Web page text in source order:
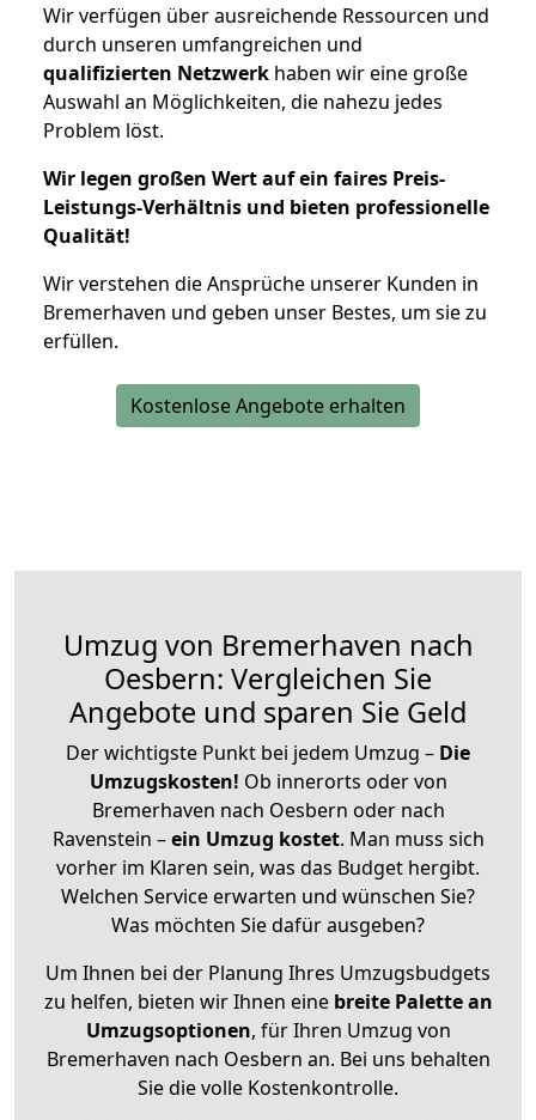
Wir verfügen über ausreichende Ressourcen und
durch unseren umfangreichen und
qualifizierten Netzwerk haben wir eine große
Auswahl an Möglichkeiten, die nahezu jedes
Problem löst.
Wir legen großen Wert auf ein faires Preis-
Leistungs-Verhältnis und bieten professionelle
Qualität!
Wir verstehen die Ansprüche unserer Kunden in
Bremerhaven und geben unser Bestes, um sie zu
erfüllen.
Kostenlose Angebote erhalten
Umzug von Bremerhaven nach
Oesbern: Vergleichen Sie
Angebote und sparen Sie Geld
Der wichtigste Punkt bei jedem Umzug – Die
Umzugskosten! Ob innerorts oder von
Bremerhaven nach Oesbern oder nach
Ravenstein –ein Umzug kostet. Man muss sich
vorher im Klaren sein, was das Budget hergibt.
Welchen Service erwarten und wünschen Sie?
Was möchten Sie dafür ausgeben?
Um Ihnen bei der Planung Ihres Umzugsbudgets
zu helfen, bieten wir Ihnen eine breite Palette an
Umzugsoptionen, für Ihren Umzug von
Bremerhaven nach Oesbern an. Bei uns behalten
Sie die volle Kostenkontrolle.